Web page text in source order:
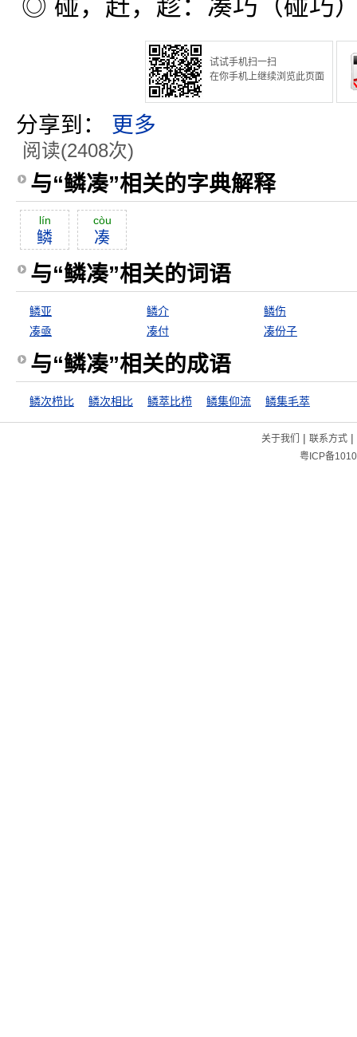
◎ 碰，赶，趁：凑巧（碰巧
试试手机扫一扫
在你手机上继续浏览此页面
分享到： 更多
阅读(2408次)
与“鳞凑”相关的字典解释
lín
鳞
còu
凑
与“鳞凑”相关的词语
鳞亚 鳞介
鳞伤
凑亟
凑付 凑份子
与“鳞凑”相关的成语
鳞次栉比 鳞次相比 鳞萃比栉 鳞集仰流 鳞集毛萃
关于我们 | 联系方式|
粤ICP备